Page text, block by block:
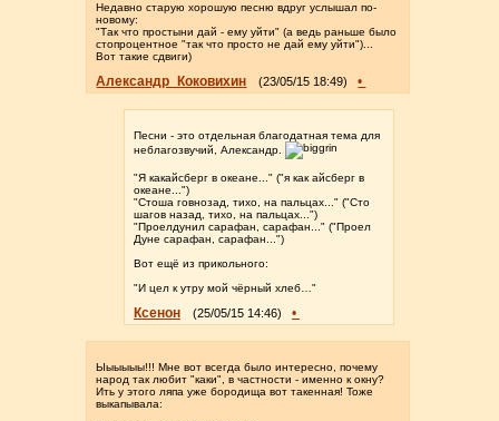
Недавно старую хорошую песню вдруг услышал по-
новому:
"Так что простыни дай - ему уйти" (а ведь раньше было
стопроцентное "так что просто не дай ему уйти")...
Вот такие сдвиги)
Александр_Коковихин (23/05/15 18:49) •
Песни - это отдельная благодатная тема для
неблагозвучий, Александр.
"Я какайсберг в океане..." ("я как айсберг в
океане...")
"Стоша говнозад, тихо, на пальцах..." ("Сто
шагов назад, тихо, на пальцах...")
"Проелдунил сарафан, сарафан..." ("Проел
Дуне сарафан, сарафан...")
Вот ещё из прикольного:
"И цел к утру мой чёрный хлеб…"
Ксенон (25/05/15 14:46) •
Ыыыыыы!!! Мне вот всегда было интересно, почему
народ так любит "каки", в частности - именно к окну?
Ить у этого ляпа уже бородища вот такенная! Тоже
выкапывала: